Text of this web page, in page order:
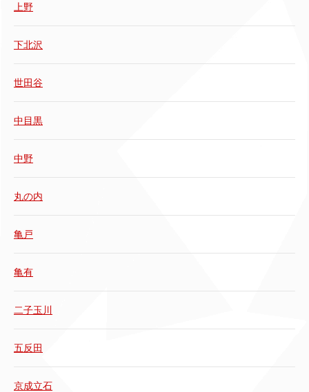
上野
下北沢
世田谷
中目黒
中野
丸の内
亀戸
亀有
二子玉川
五反田
京成立石